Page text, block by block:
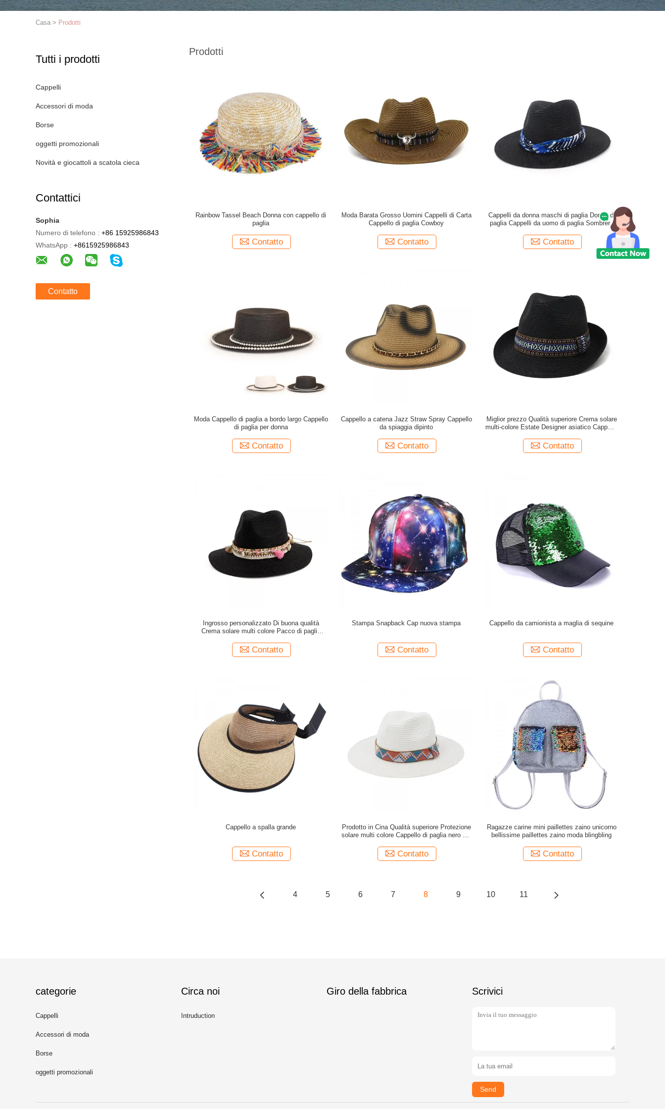
Casa > Prodotti
Tutti i prodotti
Cappelli
Accessori di moda
Borse
oggetti promozionali
Novità e giocattoli a scatola cieca
Contattici
Sophia
Numero di telefono : +86 15925986843
WhatsApp : +8615925986843
Contatto
Prodotti
Rainbow Tassel Beach Donna con cappello di
paglia
Contatto
Moda Barata Grosso Uomini Cappelli di Carta
Cappello di paglia Cowboy
Contatto
Cappelli da donna maschi di paglia Donne di
paglia Cappelli da uomo di paglia Sombrero
nastro
Contatto
Moda Cappello di paglia a bordo largo Cappello
di paglia per donna
Contatto
Cappello a catena Jazz Straw Spray Cappello
da spiaggia dipinto
Contatto
Miglior prezzo Qualità superiore Crema solare
multi-colore Estate Designer asiatico Cappello
Contatto
Ingrosso personalizzato Di buona qualità
Crema solare multi colore Pacco di paglia
Contatto
Stampa Snapback Cap nuova stampa
Contatto
Cappello da camionista a maglia di sequine
Contatto
Cappello a spalla grande
Contatto
Prodotto in Cina Qualità superiore Protezione
solare multi colore Cappello di paglia nero per
Contatto
Ragazze carine mini paillettes zaino unicorno
bellissime paillettes zaino moda blingbling
Contatto
4 5 6 7 8 9 10 11
categorie
Cappelli
Accessori di moda
Borse
oggetti promozionali
Circa noi
Intruduction
Giro della fabbrica Scrivici
Send